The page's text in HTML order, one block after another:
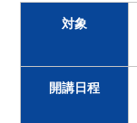
対象
開講日程